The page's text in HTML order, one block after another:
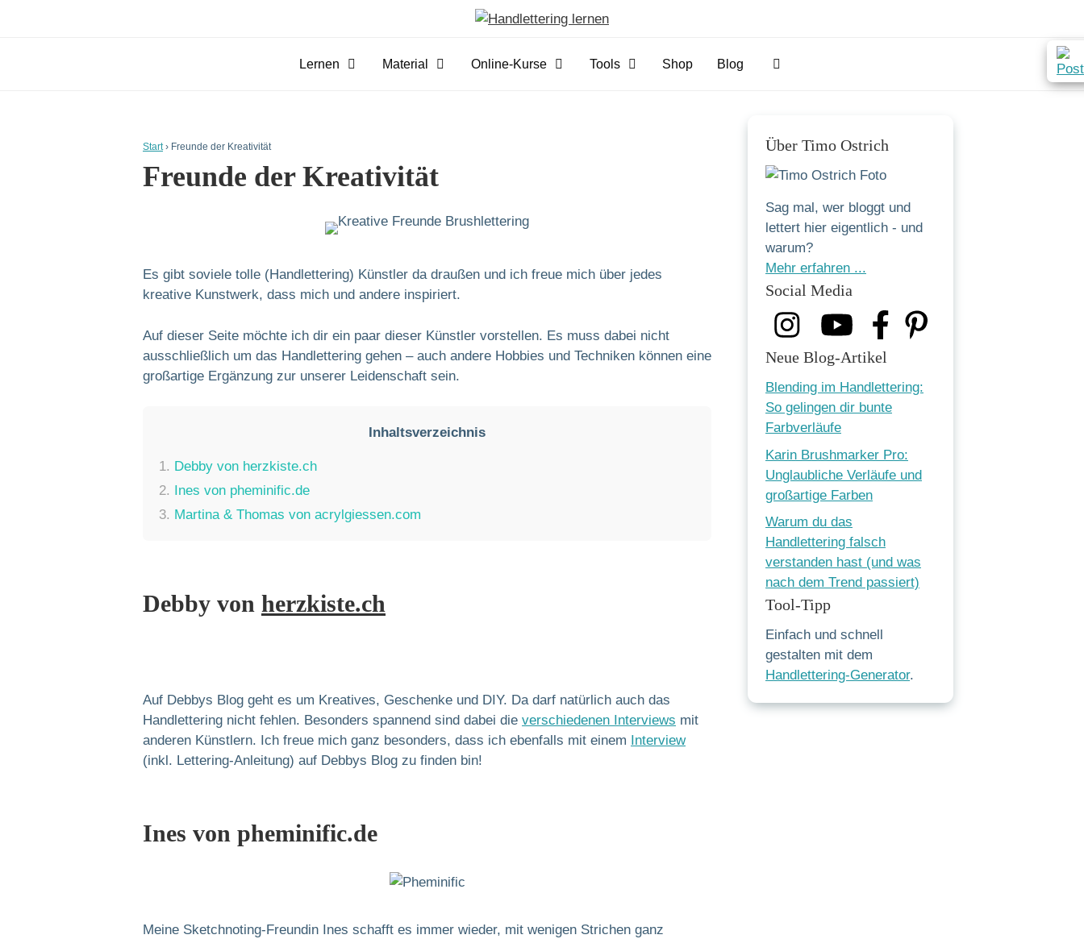
Lernen Material Online-Kurse Tools Shop Blog
Start› Freunde der Kreativität
Freunde der Kreativität
Es gibt soviele tolle (Handlettering) Künstler da draußen und ich freue mich über jedes
kreative Kunstwerk, dass mich und andere inspiriert.
Auf dieser Seite möchte ich dir ein paar dieser Künstler vorstellen. Es muss dabei nicht
ausschließlich um das Handlettering gehen – auch andere Hobbies und Techniken können eine
großartige Ergänzung zur unserer Leidenschaft sein.
Inhaltsverzeichnis
1. Debby von herzkiste.ch
2.
Ines von pheminific.de
3. Martina & Thomas von acrylgiessen.com
Debby von herzkiste.ch
Auf Debbys Blog geht es um Kreatives, Geschenke und DIY. Da darf natürlich auch das
Handlettering nicht fehlen. Besonders spannend sind dabei die verschiedenen Interviews mit
anderen Künstlern. Ich freue mich ganz besonders, dass ich ebenfalls mit einem
Interview
(inkl. Lettering-Anleitung) auf Debbys Blog zu finden bin!
Ines von pheminific.de
Meine Sketchnoting-Freundin Ines schafft es immer wieder, mit wenigen Strichen ganz
Über Timo Ostrich
Sag mal, wer bloggt und
lettert hier eigentlich - und
warum?
Mehr erfahren ...
Social Media
Neue Blog-Artikel
Blending im Handlettering:
So gelingen dir bunte
Farbverläufe
Karin Brushmarker Pro:
Unglaubliche Verläufe und
großartige Farben
Warum du das
Handlettering falsch
verstanden hast (und was
nach dem Trend passiert)
Tool-Tipp
Einfach und schnell
gestalten mit dem
Handlettering-Generator.